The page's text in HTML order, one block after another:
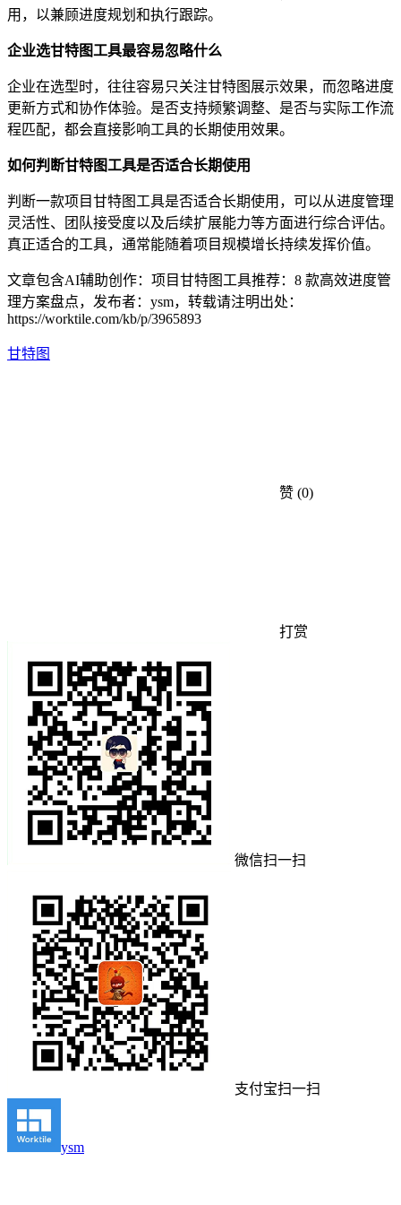
用，以兼顾进度规划和执行跟踪。
企业选甘特图工具最容易忽略什么
企业在选型时，往往容易只关注甘特图展示效果，而忽略进度
更新方式和协作体验。是否支持频繁调整、是否与实际工作流
程匹配，都会直接影响工具的长期使用效果。
如何判断甘特图工具是否适合长期使用
判断一款项目甘特图工具是否适合长期使用，可以从进度管理
灵活性、团队接受度以及后续扩展能力等方面进行综合评估。
真正适合的工具，通常能随着项目规模增长持续发挥价值。
文章包含AI辅助创作：项目甘特图工具推荐：8 款高效进度管
理方案盘点，发布者：ysm，转载请注明出处：
https://worktile.com/kb/p/3965893
甘特图
赞 (0)
打赏
微信扫一扫
支付宝扫一扫
ysm